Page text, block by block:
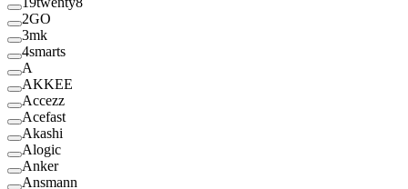
2GO
3mk
4smarts
A
AKKEE
Accezz
Acefast
Akashi
Alogic
Anker
Ansmann